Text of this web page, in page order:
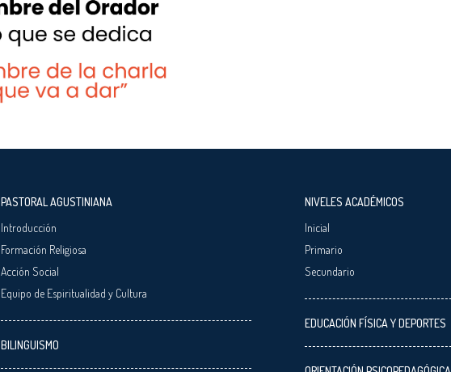
PASTORAL AGUSTINIANA
Introducción
Formación Religiosa
Acción Social
Equipo de Espiritualidad y Cultura
BILINGUISMO
NIVELES ACADÉMICOS
Inicial
Primario
Secundario
EDUCACIÓN FÍSICA Y DEPORTES